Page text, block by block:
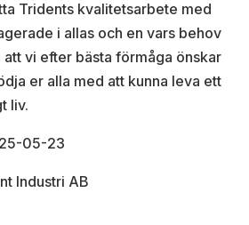
Tridents kvalitetsarbete med
i allas och en vars behov
att vi efter bästa förmåga önskar
er alla med att kunna leva ett
liv.
05-23
Industri AB